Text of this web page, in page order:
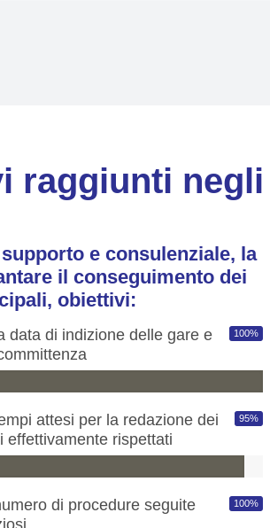
raggiunti
e consulenziale, la
il conseguimento dei
obiettivi:
data di indizione delle gare e
100%
attesi per la redazione dei
effettivamente rispettati
95%
di procedure seguite
100%